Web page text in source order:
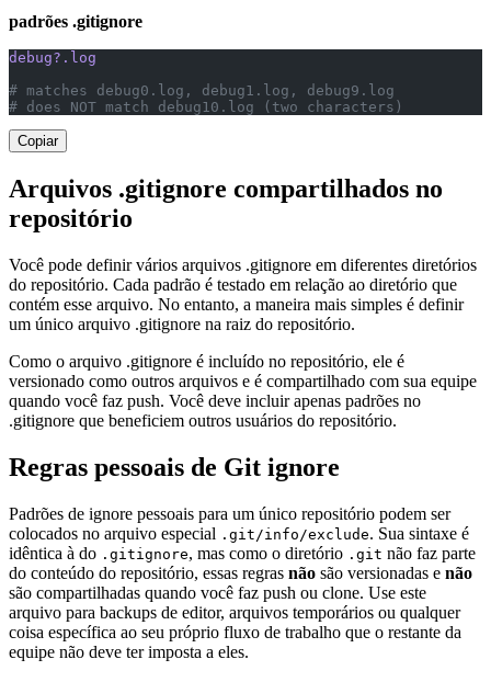
padrões .gitignore
debug?.log
# matches debug0.log, debug1.log, debug9.log
# does NOT match debug10.log (two characters)
Copiar
Arquivos .gitignore compartilhados no
repositório
Você pode definir vários arquivos .gitignore em diferentes diretórios
do repositório. Cada padrão é testado em relação ao diretório que
contém esse arquivo. No entanto, a maneira mais simples é definir
um único arquivo .gitignore na raiz do repositório.
Como o arquivo .gitignore é incluído no repositório, ele é
versionado como outros arquivos e é compartilhado com sua equipe
quando você faz push. Você deve incluir apenas padrões no
.gitignore que beneficiem outros usuários do repositório.
Regras pessoais de Git ignore
Padrões de ignore pessoais para um único repositório podem ser
colocados no arquivo especial .git/info/exclude. Sua sintaxe é
idêntica à do .gitignore, mas como o diretório .git não faz parte
do conteúdo do repositório, essas regras não são versionadas e não
são compartilhadas quando você faz push ou clone. Use este
arquivo para backups de editor, arquivos temporários ou qualquer
coisa específica ao seu próprio fluxo de trabalho que o restante da
equipe não deve ter imposta a eles.